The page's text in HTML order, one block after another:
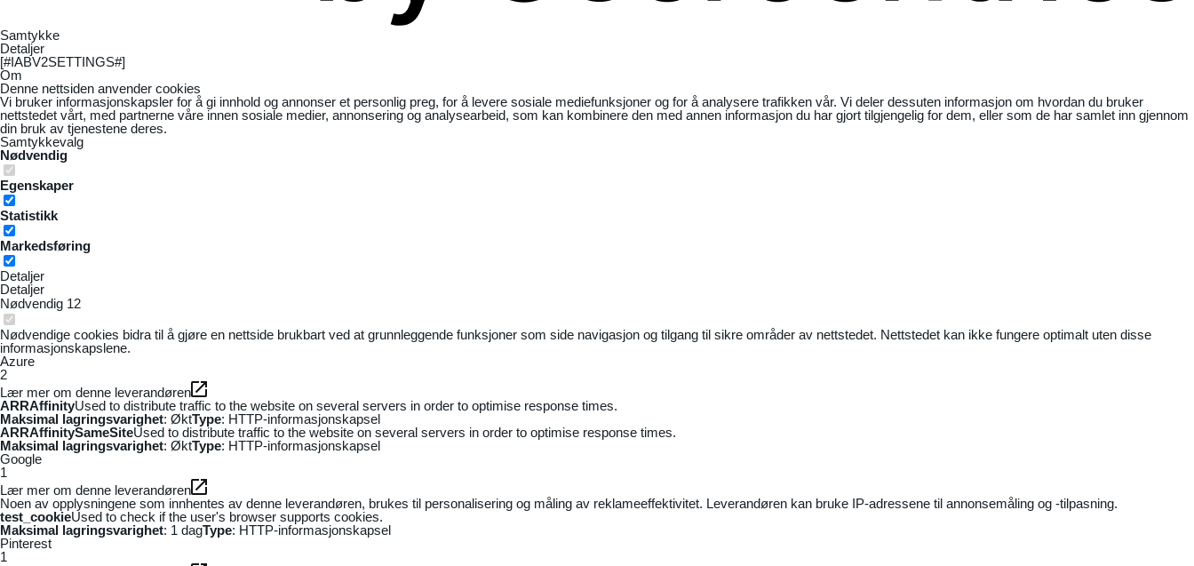
Samtykke
Detaljer
[#IABV2SETTINGS#]
Om
Denne nettsiden anvender cookies
Vi bruker informasjonskapsler for å gi innhold og annonser et personlig preg, for å levere sosiale mediefunksjoner og for å analysere trafikken vår. Vi deler dessuten informasjon om hvordan du bruker
nettstedet vårt, med partnerne våre innen sosiale medier, annonsering og analysearbeid, som kan kombinere den med annen informasjon du har gjort tilgjengelig for dem, eller som de har samlet inn gjennom
din bruk av tjenestene deres.
Samtykkevalg
Nødvendig
Egenskaper
Statistikk
Markedsføring
Detaljer
Detaljer
Nødvendig 12
Nødvendige cookies bidra til å gjøre en nettside brukbart ved at grunnleggende funksjoner som side navigasjon og tilgang til sikre områder av nettstedet. Nettstedet kan ikke fungere optimalt uten disse
informasjonskapslene.
Azure
2
Lær mer om denne leverandøren
ARRAffinityUsed to distribute traffic to the website on several servers in order to optimise response times.
Maksimal lagringsvarighet: ØktType: HTTP-informasjonskapsel
ARRAffinitySameSiteUsed to distribute traffic to the website on several servers in order to optimise response times.
Maksimal lagringsvarighet: ØktType: HTTP-informasjonskapsel
Google
1
Lær mer om denne leverandøren
Noen av opplysningene som innhentes av denne leverandøren, brukes til personalisering og måling av reklameeffektivitet. Leverandøren kan bruke IP-adressene til annonsemåling og -tilpasning.
test_cookieUsed to check if the user's browser supports cookies.
Maksimal lagringsvarighet: 1 dagType: HTTP-informasjonskapsel
Pinterest
1